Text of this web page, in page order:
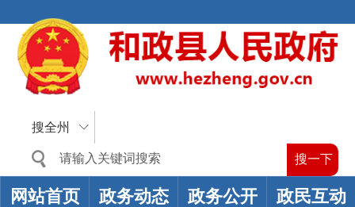
搜全州
网站首页 政务动态 政务公开 政民互动